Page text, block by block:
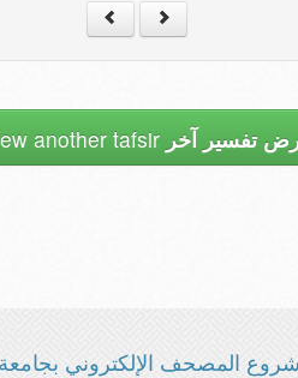
تفسير آخر
المصحف الإلكتروني